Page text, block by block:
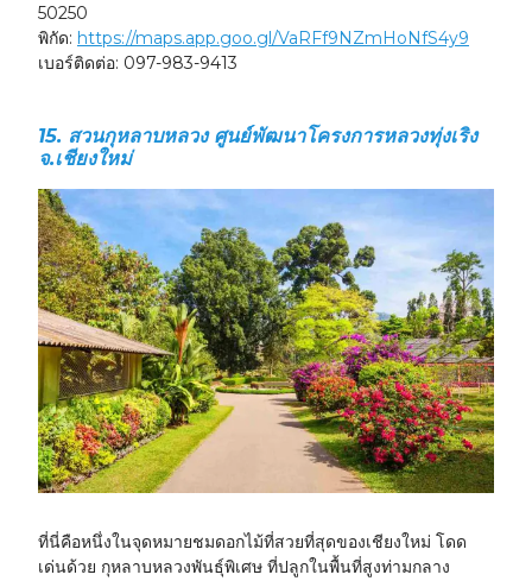
50250
พิกัด: https://maps.app.goo.gl/VaRFf9NZmHoNfS4y9
เบอร์ติดต่อ: 097-983-9413
15. สวนกุหลาบหลวง ศูนย์พัฒนาโครงการหลวงทุ่งเริง
จ.เชียงใหม่
ที่นี่คือหนึ่งในจุดหมายชมดอกไม้ที่สวยที่สุดของเชียงใหม่ โดด
เด่นด้วย กุหลาบหลวงพันธุ์พิเศษ ที่ปลูกในพื้นที่สูงท่ามกลาง